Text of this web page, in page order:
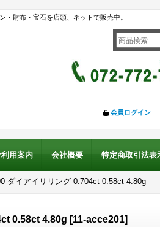
財布・宝石を店頭、ネットで販売中。
会員ログイン
利用案内 会社概要 特定商取引法表
ダイアイリリング 0.704ct 0.58ct 4.80g
0.58ct 4.80g [11-acce201]